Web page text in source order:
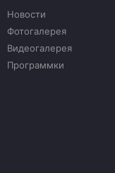
Новости
Фотогалерея
Видеогалерея
Программки